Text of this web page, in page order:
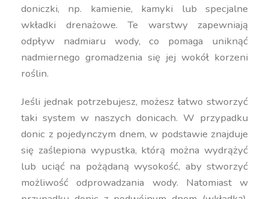
doniczki, np. kamienie, kamyki lub specjalne
wkładki drenażowe. Te warstwy zapewniają
odpływ nadmiaru wody, co pomaga uniknąć
nadmiernego gromadzenia się jej wokół korzeni
roślin.
Jeśli jednak potrzebujesz, możesz łatwo stworzyć
taki system w naszych donicach. W przypadku
donic z pojedynczym dnem, w podstawie znajduje
się zaślepiona wypustka, którą można wydrążyć
lub uciąć na pożądaną wysokość, aby stworzyć
możliwość odprowadzania wody. Natomiast w